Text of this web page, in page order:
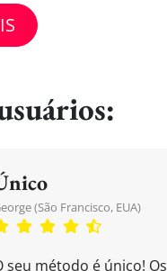
(São Francisco, EUA)
seu método é único! Os